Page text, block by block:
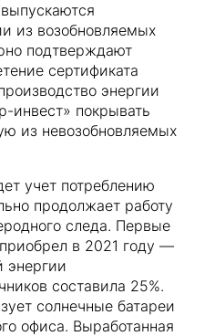
из возобновляемых
подтверждают
сертификата
энергии
инвест» покрывать
из невозобновляемых
учет потреблению
продолжает работу
следа. Первые
в 2021 году —
энергии
составила 25%.
солнечные батареи
офиса. Выработанная